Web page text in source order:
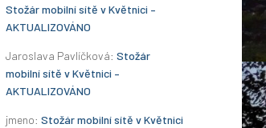
Stožár mobilní sítě v Květnici –
AKTUALIZOVÁNO
Jaroslava Pavlíčková: Stožár
mobilní sítě v Květnici –
AKTUALIZOVÁNO
jmeno: Stožár mobilní sítě v Květnici